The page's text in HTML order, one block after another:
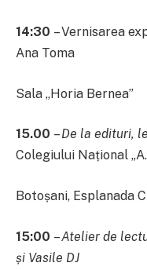
14:30 – Vernisarea
Ana Toma
Sala „Horia Bernea”
15.00 –De la edituri,
Colegiului Național
Botoșani, Esplanada
15:00 –Atelier de
și Vasile DJ